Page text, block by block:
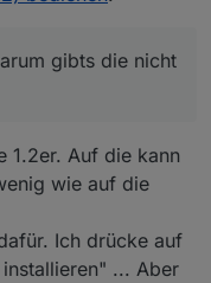
hat sich nichts
streifen
bedienen :
darum gibts die nicht
gibts die nicht
1.2er. Auf die kann
wie auf die
Ich drücke auf
... Aber